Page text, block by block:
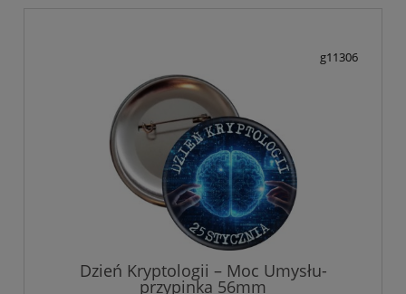
g11306
Dzień Kryptologii – Moc Umysłu-
przypinka 56mm